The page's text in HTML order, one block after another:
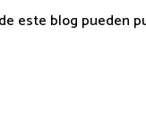
este blog pueden